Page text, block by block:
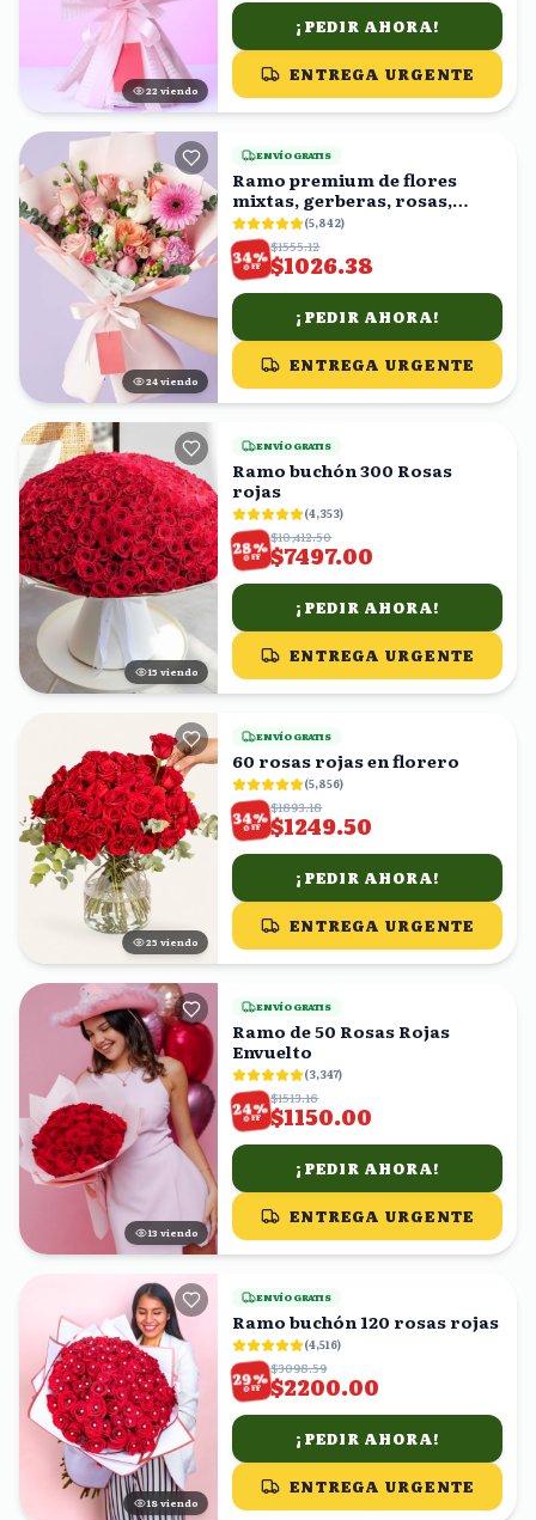
21 viendo
¡PEDIR AHORA!
ENTREGA URGENTE
25 viendo
ENVÍO GRATIS
Ramo premium de flores
mixtas, gerberas, rosas,
claveles(5,842)
34%
OFF
$1555.12
$1026.38
¡PEDIR AHORA!
ENTREGA URGENTE
15 viendo
ENVÍO GRATIS
Ramo buchón 300 Rosas
rojas
(4,353)
28%
OFF
$10,412.50
$7497.00
¡PEDIR AHORA!
ENTREGA URGENTE
25 viendo
ENVÍO GRATIS
60 rosas rojas en florero
(5,856)
34%
OFF
$1893.18
$1249.50
¡PEDIR AHORA!
ENTREGA URGENTE
13 viendo
ENVÍO GRATIS
Ramo de 50 Rosas Rojas
Envuelto
(3,347)
24%
OFF
$1513.16
$1150.00
¡PEDIR AHORA!
ENTREGA URGENTE
18 viendo
ENVÍO GRATIS
Ramo buchón 120 rosas rojas
(4,516)
29%
OFF
$3098.59
$2200.00
¡PEDIR AHORA!
ENTREGA URGENTE